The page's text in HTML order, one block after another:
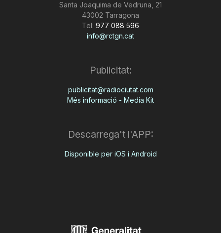
Santa Joaquima de Vedruna, 21
43002 Tarragona
Tel: 977 088 596
info@rctgn.cat
Publicitat:
publicitat@radiociutat.com
Més informació - Media Kit
Descarrega't l'APP:
Disponible per iOS i Android